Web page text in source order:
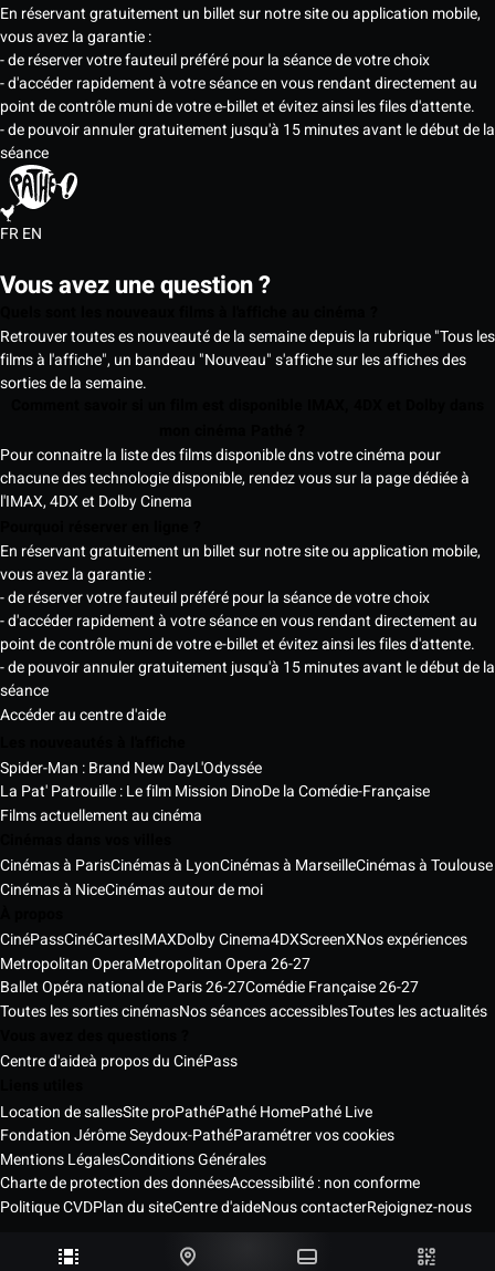
En réservant gratuitement un billet sur notre site ou application mobile,
vous avez la garantie :
- de réserver votre fauteuil préféré pour la séance de votre choix
- d'accéder rapidement à votre séance en vous rendant directement au
point de contrôle muni de votre e-billet et évitez ainsi les files d'attente.
- de pouvoir annuler gratuitement jusqu'à 15 minutes avant le début de la
séance
FREN
Vous avez une question ?
Retrouver toutes es nouveauté de la semaine depuis la rubrique "Tous les
films à l'affiche", un bandeau "Nouveau" s'affiche sur les affiches des
sorties de la semaine.
Pour connaitre la liste des films disponible dns votre cinéma pour
chacune des technologie disponible, rendez vous sur la page dédiée à
l'IMAX, 4DX et Dolby Cinema
En réservant gratuitement un billet sur notre site ou application mobile,
vous avez la garantie :
- de réserver votre fauteuil préféré pour la séance de votre choix
- d'accéder rapidement à votre séance en vous rendant directement au
point de contrôle muni de votre e-billet et évitez ainsi les files d'attente.
- de pouvoir annuler gratuitement jusqu'à 15 minutes avant le début de la
séance
Accéder au centre d'aide
Spider-Man : Brand New DayL'Odyssée
La Pat' Patrouille : Le film Mission DinoDe la Comédie-Française
Films actuellement au cinéma
Cinémas à ParisCinémas à LyonCinémas à MarseilleCinémas à Toulouse
Cinémas à NiceCinémas autour de moi
CinéPassCinéCartesIMAXDolby Cinema4DXScreenXNos expériences
Metropolitan OperaMetropolitan Opera 26-27
Ballet Opéra national de Paris 26-27Comédie Française 26-27
Toutes les sorties cinémasNos séances accessiblesToutes les actualités
Centre d'aideà propos du CinéPass
Location de sallesSite proPathéPathé HomePathé Live
Fondation Jérôme Seydoux-PathéParamétrer vos cookies
Mentions LégalesConditions Générales
Charte de protection des donnéesAccessibilité : non conforme
Politique CVDPlan du siteCentre d'aideNous contacterRejoignez-nous
Pathé Cinémas Services © 2026